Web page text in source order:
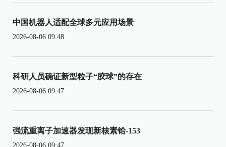
中国机器人适配全球多元应用场景
2026-08-06 09:48
科研人员确证新型粒子“胶球”的存在
2026-08-06 09:47
强流重离子加速器发现新核素铪-153
2026-08-06 09:47